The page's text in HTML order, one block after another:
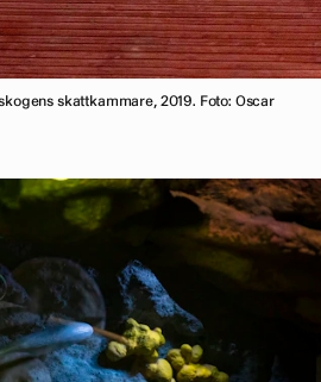
skattkammare, 2019. Foto: Oscar